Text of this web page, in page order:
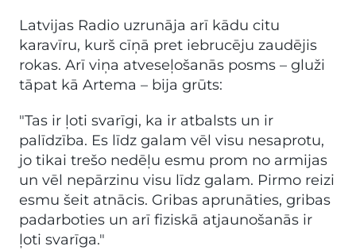
Latvijas Radio uzrunāja arī kādu citu
karavīru, kurš cīņā pret iebrucēju zaudējis
rokas. Arī viņa atveseļošanās posms – gluži
tāpat kā Artema – bija grūts:
"Tas ir ļoti svarīgi, ka ir atbalsts un ir
palīdzība. Es līdz galam vēl visu nesaprotu,
jo tikai trešo nedēļu esmu prom no armijas
un vēl nepārzinu visu līdz galam. Pirmo reizi
esmu šeit atnācis. Gribas aprunāties, gribas
padarboties un arī fiziskā atjaunošanās ir
ļoti svarīga."